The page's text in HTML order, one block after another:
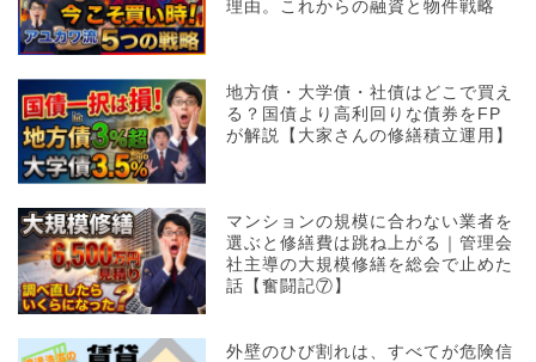
理由。これからの融資と物件戦略
地方債・大学債・社債はどこで買え
る？国債より高利回りな債券をFP
が解説【大家さんの修繕積立運用】
マンションの規模に合わない業者を
選ぶと修繕費は跳ね上がる｜管理会
社主導の大規模修繕を総会で止めた
話【奮闘記⑦】
外壁のひび割れは、すべてが危険信